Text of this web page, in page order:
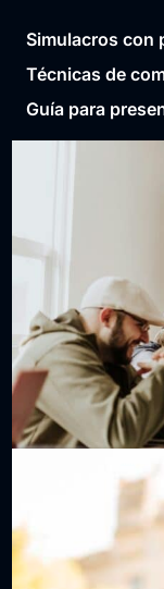
Simulacros con
Técnicas de
Guía para